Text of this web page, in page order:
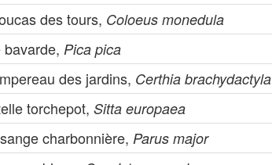
des tours, Coloeus monedula
bavarde, Pica pica
des jardins, Certhia brachydactyla
torchepot,Sitta europaea
charbonnière, Parus major